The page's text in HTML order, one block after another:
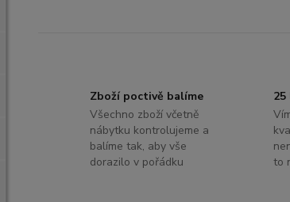
Zboží poctivě balíme
Všechno zboží včetně
nábytku kontrolujeme a
balíme tak, aby vše
dorazilo v pořádku
to